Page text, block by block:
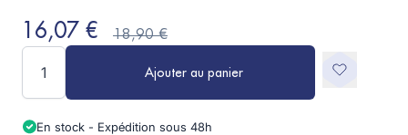
16,07 € 18,90 €
Ajouter au panier
En stock - Expédition sous 48h